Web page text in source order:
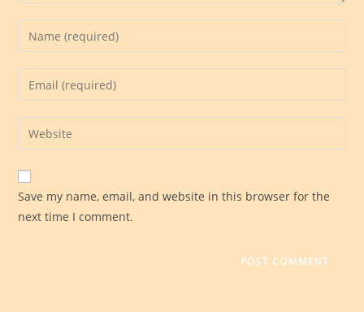
Save my name, email, and website in this browser for the
next time I comment.